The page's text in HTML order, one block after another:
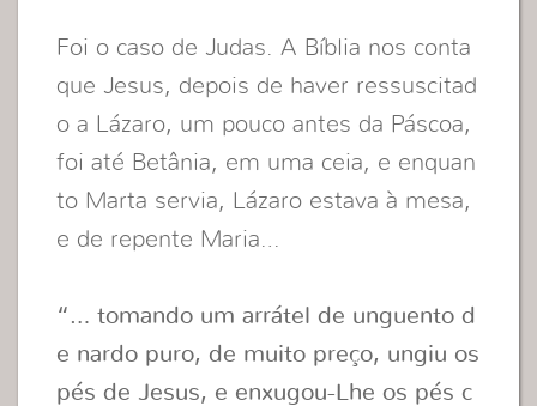
Foi o caso de Judas. A Bíblia nos conta
que Jesus, depois de haver ressuscitad
o a Lázaro, um pouco antes da Páscoa,
foi até Betânia, em uma ceia, e enquan
to Marta servia, Lázaro estava à mesa,
e de repente Maria…
“… tomando um arrátel de unguento d
e nardo puro, de muito preço, ungiu os
pés de Jesus, e enxugou-Lhe os pés c